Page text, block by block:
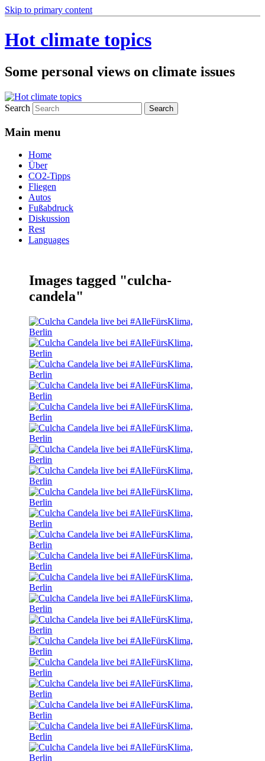
Skip to primary content
Hot climate topics
Some personal views on climate issues
Search
Main menu
Home
Über
CO2-Tipps
Fliegen
Autos
Fußabdruck
Diskussion
Rest
Languages
Images tagged "culcha-
candela"